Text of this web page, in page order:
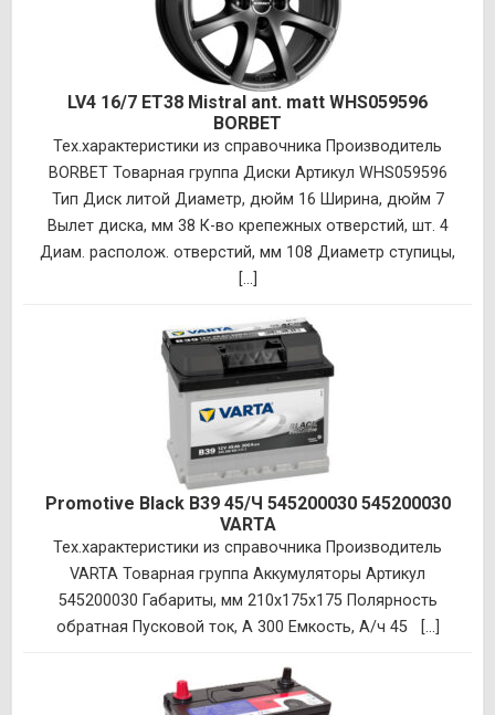
LV4 16/7 ET38 Mistral ant. matt WHS059596
BORBET
Тех.характеристики из справочника Производитель
BORBET Товарная группа Диски Артикул WHS059596
Тип Диск литой Диаметр, дюйм 16 Ширина, дюйм 7
Вылет диска, мм 38 К-во крепежных отверстий, шт. 4
Диам. располож. отверстий, мм 108 Диаметр ступицы,
[...]
Promotive Black B39 45/Ч 545200030 545200030
VARTA
Тех.характеристики из справочника Производитель
VARTA Товарная группа Аккумуляторы Артикул
545200030 Габариты, мм 210x175x175 Полярность
обратная Пусковой ток, А 300 Емкость, А/ч 45 [...]